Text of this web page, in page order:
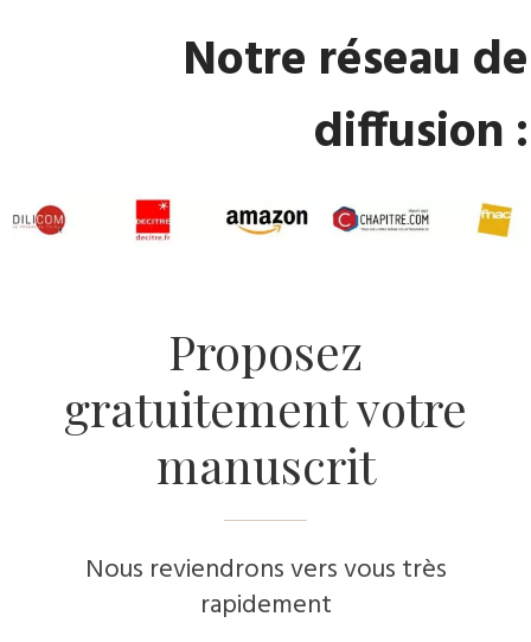
Notre réseau de
diffusion :
Proposez
gratuitement votre
manuscrit
Nous reviendrons vers vous très
rapidement